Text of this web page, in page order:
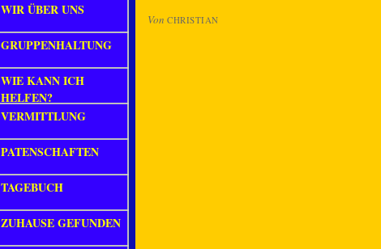
Von CHRISTIAN
WIR ÜBER UNS
GRUPPENHALTUNG
WIE KANN ICH
HELFEN?
VERMITTLUNG
PATENSCHAFTEN
TAGEBUCH
ZUHAUSE GEFUNDEN